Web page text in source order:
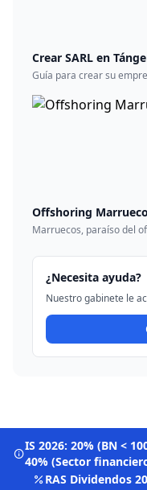
Crear SARL en
Guía para crear su
Offshoring
Marruecos, paraíso del
¿Necesita ayuda?
Nuestro gabinete le
IS 2026: 20% (BN <
40% (Sector
RAS Dividendos